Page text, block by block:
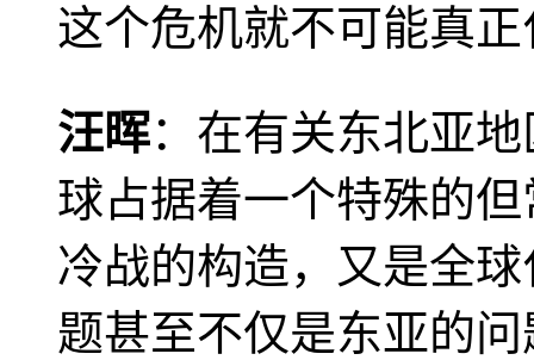
这个危机就不可能真
汪晖：在有关东北亚
球占据着一个特殊的
冷战的构造，又是全
题甚至不仅是东亚的